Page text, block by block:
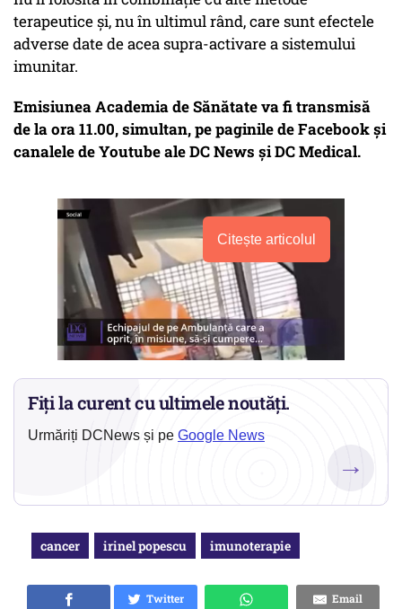
terapeutice și, nu în ultimul rând, care sunt efectele
adverse date de acea supra-activare a sistemului
imunitar.
Emisiunea Academia de Sănătate va fi transmisă
de la ora 11.00, simultan, pe paginile de Facebook și
canalele de Youtube ale DC News și DC Medical.
Citește articolul
Fiți la curent cu ultimele noutăți.
Urmăriți DCNews și pe Google News
→
cancer irinel popescu imunoterapie
Twitter
Email